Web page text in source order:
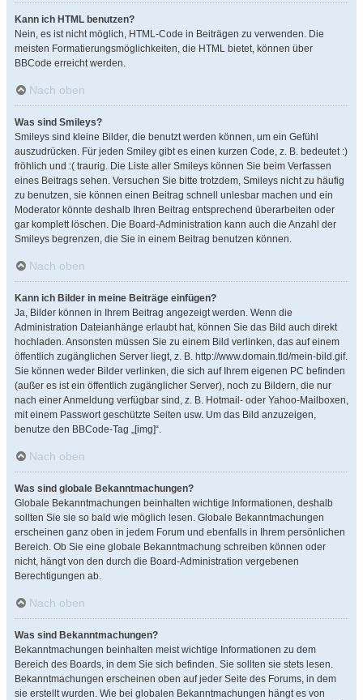
Kann ich HTML benutzen?
Nein, es ist nicht möglich, HTML-Code in Beiträgen zu verwenden. Die
meisten Formatierungsmöglichkeiten, die HTML bietet, können über
BBCode erreicht werden.
Nach oben
Was sind Smileys?
Smileys sind kleine Bilder, die benutzt werden können, um ein Gefühl
auszudrücken. Für jeden Smiley gibt es einen kurzen Code, z. B. bedeutet :)
fröhlich und :( traurig. Die Liste aller Smileys können Sie beim Verfassen
eines Beitrags sehen. Versuchen Sie bitte trotzdem, Smileys nicht zu häufig
zu benutzen, sie können einen Beitrag schnell unlesbar machen und ein
Moderator könnte deshalb Ihren Beitrag entsprechend überarbeiten oder
gar komplett löschen. Die Board-Administration kann auch die Anzahl der
Smileys begrenzen, die Sie in einem Beitrag benutzen können.
Nach oben
Kann ich Bilder in meine Beiträge einfügen?
Ja, Bilder können in Ihrem Beitrag angezeigt werden. Wenn die
Administration Dateianhänge erlaubt hat, können Sie das Bild auch direkt
hochladen. Ansonsten müssen Sie zu einem Bild verlinken, das auf einem
öffentlich zugänglichen Server liegt, z. B. http://www.domain.tld/mein-bild.gif.
Sie können weder Bilder verlinken, die sich auf Ihrem eigenen PC befinden
(außer es ist ein öffentlich zugänglicher Server), noch zu Bildern, die nur
nach einer Anmeldung verfügbar sind, z. B. Hotmail- oder Yahoo-Mailboxen,
mit einem Passwort geschützte Seiten usw. Um das Bild anzuzeigen,
benutze den BBCode-Tag „[img]“.
Nach oben
Was sind globale Bekanntmachungen?
Globale Bekanntmachungen beinhalten wichtige Informationen, deshalb
sollten Sie sie so bald wie möglich lesen. Globale Bekanntmachungen
erscheinen ganz oben in jedem Forum und ebenfalls in Ihrem persönlichen
Bereich. Ob Sie eine globale Bekanntmachung schreiben können oder
nicht, hängt von den durch die Board-Administration vergebenen
Berechtigungen ab.
Nach oben
Was sind Bekanntmachungen?
Bekanntmachungen beinhalten meist wichtige Informationen zu dem
Bereich des Boards, in dem Sie sich befinden. Sie sollten sie stets lesen.
Bekanntmachungen erscheinen oben auf jeder Seite des Forums, in dem
sie erstellt wurden. Wie bei globalen Bekanntmachungen hängt es von